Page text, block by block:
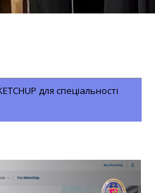
для спеціальності